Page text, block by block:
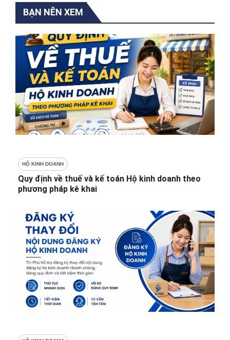
BẠN NÊN XEM
HỘ KINH DOANH
Quy định về thuế và kế toán Hộ kinh doanh theo
phương pháp kê khai